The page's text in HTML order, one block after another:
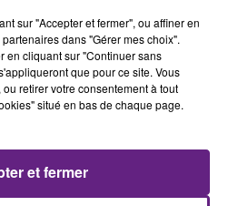
par la rédac
sur "Accepter et fermer", ou affiner en
dans "Gérer mes choix".
en cliquant sur "Continuer sans
que pour ce site. Vous
retirer votre consentement à tout
situé en bas de chaque page.
et fermer